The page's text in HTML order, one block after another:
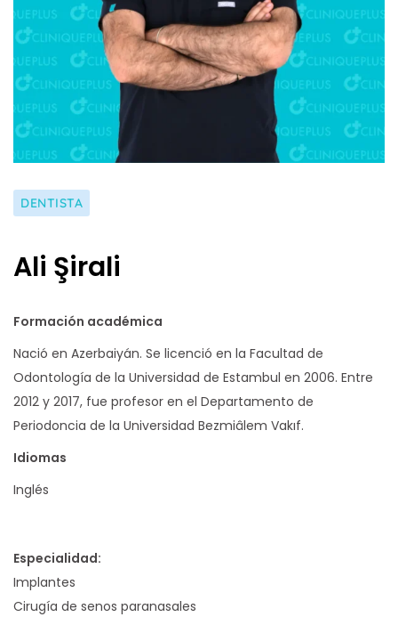
DENTISTA
Ali Şirali
Formación académica
Nació en Azerbaiyán. Se licenció en la Facultad de
Odontología de la Universidad de Estambul en 2006. Entre
2012 y 2017, fue profesor en el Departamento de
Periodoncia de la Universidad Bezmiâlem Vakıf.
Idiomas
Inglés
Especialidad:
Implantes
Cirugía de senos paranasales